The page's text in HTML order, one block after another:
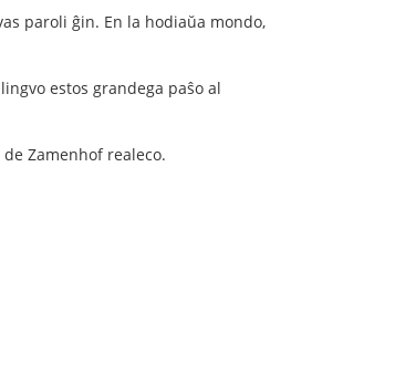
paroli ĝin. En la hodiaŭa mondo,
estos grandega paŝo al
Zamenhof realeco.